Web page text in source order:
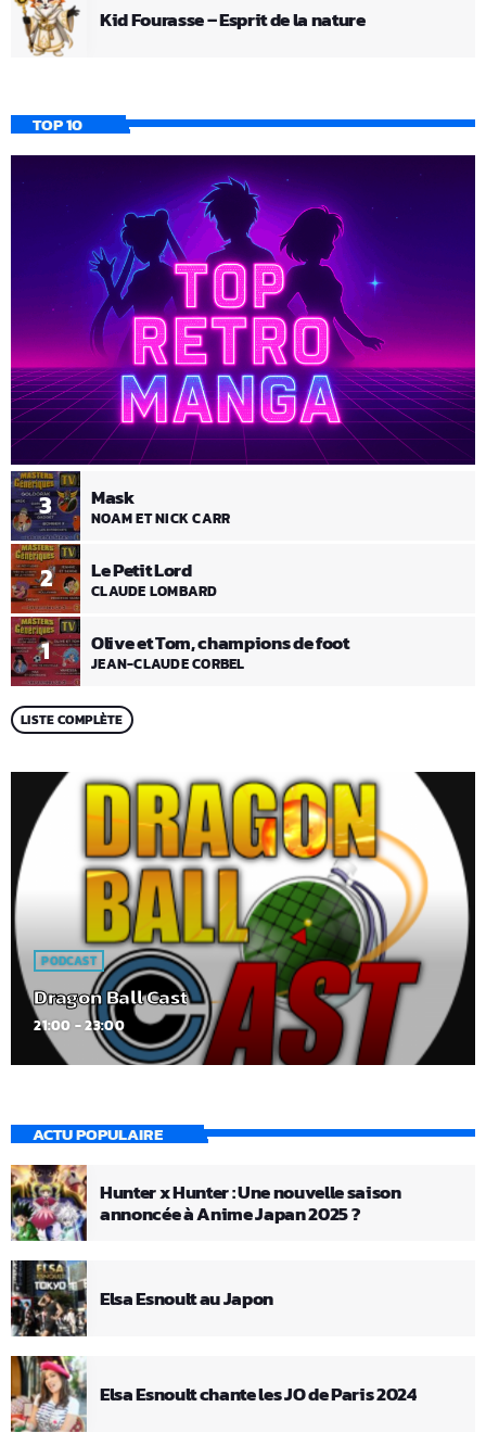
Kid Fourasse – Esprit de la nature
TOP 10
1 Olive et Tom, champions de foot
JEAN-CLAUDE CORBEL
2 Le Petit Lord
CLAUDE LOMBARD
3 Mask
NOAM ET NICK CARR
LISTE COMPLÈTE
PODCAST
Dragon Ball Cast
21:00 - 23:00
ACTU POPULAIRE
Hunter x Hunter : Une nouvelle saison
annoncée à Anime Japan 2025 ?
Elsa Esnoult au Japon
Elsa Esnoult chante les JO de Paris 2024